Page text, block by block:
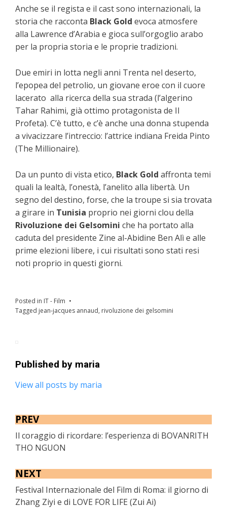
Anche se il regista e il cast sono internazionali, la
storia che racconta Black Gold evoca atmosfere
alla Lawrence d’Arabia e gioca sull’orgoglio arabo
per la propria storia e le proprie tradizioni.
Due emiri in lotta negli anni Trenta nel deserto,
l’epopea del petrolio, un giovane eroe con il cuore
lacerato alla ricerca della sua strada (l’algerino
Tahar Rahimi, già ottimo protagonista de Il
Profeta). C’è tutto, e c’è anche una donna stupenda
a vivacizzare l’intreccio: l’attrice indiana Freida Pinto
(The Millionaire).
Da un punto di vista etico, Black Gold affronta temi
quali la lealtà, l’onestà, l’anelito alla libertà. Un
segno del destino, forse, che la troupe si sia trovata
a girare in Tunisia proprio nei giorni clou della
Rivoluzione dei Gelsomini che ha portato alla
caduta del presidente Zine al-Abidine Ben Alì e alle
prime elezioni libere, i cui risultati sono stati resi
noti proprio in questi giorni.
Posted in IT - Film
Tagged jean-jacques annaud, rivoluzione dei gelsomini
Published by maria
View all posts by maria
PREV
Il coraggio di ricordare: l’esperienza di BOVANRITH
THO NGUON
NEXT
Festival Internazionale del Film di Roma: il giorno di
Zhang Ziyi e di LOVE FOR LIFE (Zui Ai)